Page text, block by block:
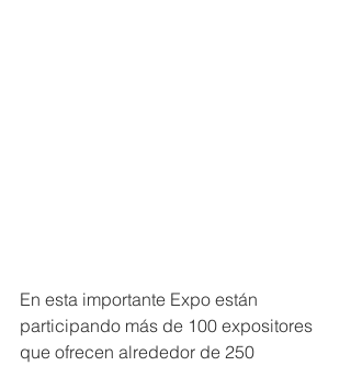
En esta importante Expo están
participando más de 100 expositores
que ofrecen alrededor de 250